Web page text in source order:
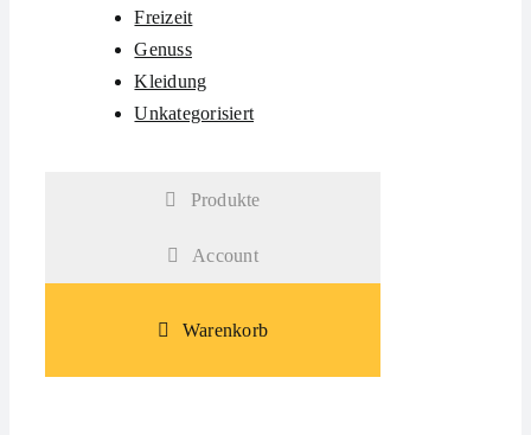
Freizeit
Genuss
Kleidung
Unkategorisiert
Produkte
Account
Warenkorb